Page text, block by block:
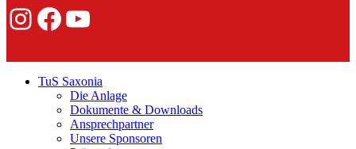
Instagram Facebook YouTube
TuS Saxonia
Die Anlage
Dokumente & Downloads
Ansprechpartner
Unsere Sponsoren